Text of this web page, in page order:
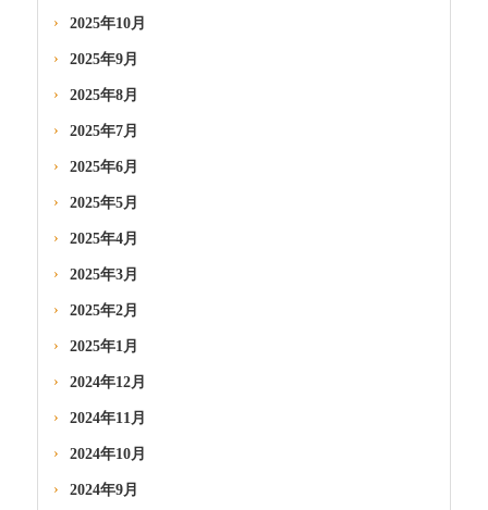
2025年10月
2025年9月
2025年8月
2025年7月
2025年6月
2025年5月
2025年4月
2025年3月
2025年2月
2025年1月
2024年12月
2024年11月
2024年10月
2024年9月